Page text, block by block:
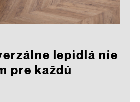
lepidlá nie
pre každú